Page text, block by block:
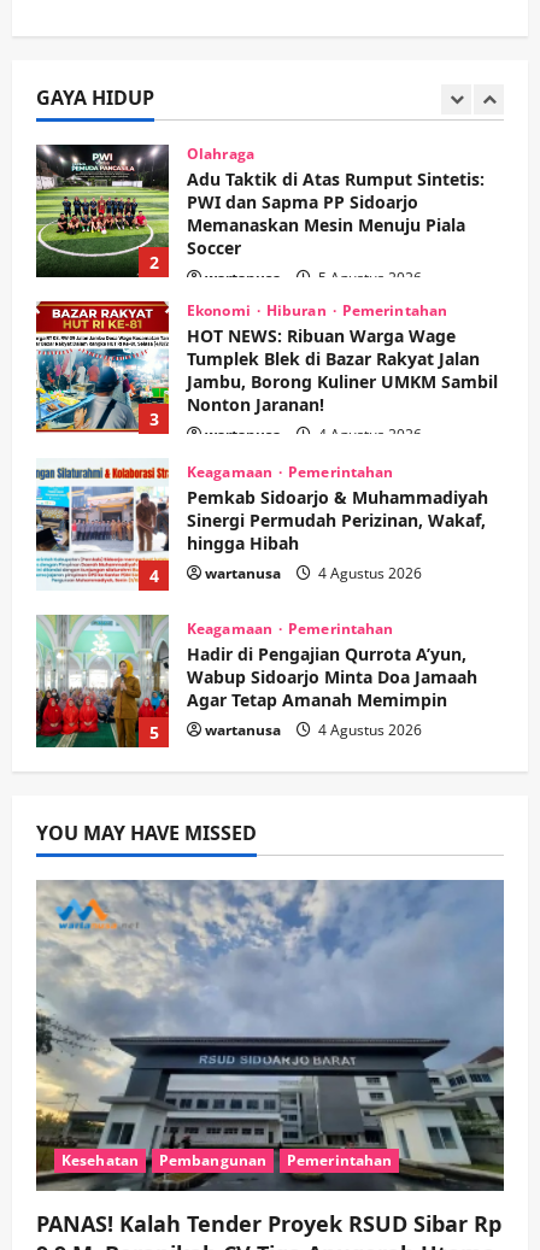
GAYA HIDUP
2
wartanusa 5 Agustus 2026
3
Ekonomi
HOT NEWS: Ribuan Warga Wage
Tumplek Blek di Bazar Rakyat Jalan
Jambu, Borong Kuliner UMKM Sambil
Nonton Jaranan!
wartanusa 4 Agustus 2026
4
Keagamaan Pemerintahan
Pemkab Sidoarjo & Muhammadiyah
Sinergi Permudah Perizinan, Wakaf,
hingga Hibah
wartanusa 4 Agustus 2026
5
Keagamaan Pemerintahan
Hadir di Pengajian Qurrota A’yun,
Wabup Sidoarjo Minta Doa Jamaah
Agar Tetap Amanah Memimpin
wartanusa 4 Agustus 2026
1
Kesehatan Pembangunan
Pemerintahan
PANAS! Kalah Tender Proyek RSUD
Sibar Rp 9,9 M, Beranikah CV Tiga
Anugerah Utama Pertaruhkan
Jaminan Rp 100 Juta?
wartanusa 5 Agustus 2026
2
PWI dan Sapma PP Sidoarjo
Memanaskan Mesin Menuju Piala
wartanusa 5 Agustus 2026
3
Ekonomi Hiburan Pemerintahan
HOT NEWS: Ribuan Warga Wage
Tumplek Blek di Bazar Rakyat Jalan
Jambu, Borong Kuliner UMKM Sambil
wartanusa 4 Agustus 2026
Keagamaan Pemerintahan
Pemkab Sidoarjo & Muhammadiyah
Sinergi Permudah Perizinan, Wakaf,
hingga Hibah
YOU MAY HAVE MISSED
Kesehatan Pembangunan Pemerintahan
PANAS! Kalah Tender Proyek RSUD Sibar Rp